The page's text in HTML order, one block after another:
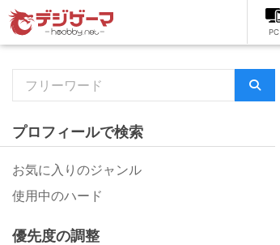
PC
プロフィールで検索
お気に入りのジャンル
使用中のハード
優先度の調整